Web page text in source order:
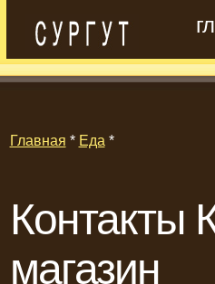
Главная * Еда *
Контакты
магазин